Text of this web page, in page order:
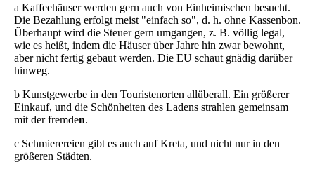
a Kaffeehäuser werden gern auch von Einheimischen besucht.
Die Bezahlung erfolgt meist "einfach so", d. h. ohne Kassenbon.
Überhaupt wird die Steuer gern umgangen, z. B. völlig legal,
wie es heißt, indem die Häuser über Jahre hin zwar bewohnt,
aber nicht fertig gebaut werden. Die EU schaut gnädig darüber
hinweg.
b Kunstgewerbe in den Touristenorten allüberall. Ein größerer
Einkauf, und die Schönheiten des Ladens strahlen gemeinsam
mit der fremden.
c Schmierereien gibt es auch auf Kreta, und nicht nur in den
größeren Städten.